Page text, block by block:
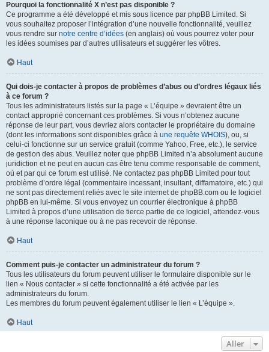
Pourquoi la fonctionnalité X n’est pas disponible ?
Ce programme a été développé et mis sous licence par phpBB Limited. Si
vous souhaitez proposer l’intégration d’une nouvelle fonctionnalité, veuillez
vous rendre sur notre centre d’idées (en anglais) où vous pourrez voter pour
les idées soumises par d’autres utilisateurs et suggérer les vôtres.
Haut
Qui dois-je contacter à propos de problèmes d’abus ou d’ordres légaux liés
à ce forum ?
Tous les administrateurs listés sur la page « L’équipe » devraient être un
contact approprié concernant ces problèmes. Si vous n’obtenez aucune
réponse de leur part, vous devriez alors contacter le propriétaire du domaine
(dont les informations sont disponibles grâce à une requête WHOIS), ou, si
celui-ci fonctionne sur un service gratuit (comme Yahoo, Free, etc.), le service
de gestion des abus. Veuillez noter que phpBB Limited n’a absolument aucune
juridiction et ne peut en aucun cas être tenu comme responsable de comment,
où et par qui ce forum est utilisé. Ne contactez pas phpBB Limited pour tout
problème d’ordre légal (commentaire incessant, insultant, diffamatoire, etc.) qui
ne sont pas directement reliés avec le site internet de phpBB.com ou le logiciel
phpBB en lui-même. Si vous envoyez un courrier électronique à phpBB
Limited à propos d’une utilisation de tierce partie de ce logiciel, attendez-vous
à une réponse laconique ou à ne pas recevoir de réponse.
Haut
Comment puis-je contacter un administrateur du forum ?
Tous les utilisateurs du forum peuvent utiliser le formulaire disponible sur le
lien « Nous contacter » si cette fonctionnalité a été activée par les
administrateurs du forum.
Les membres du forum peuvent également utiliser le lien « L’équipe ».
Haut
Aller